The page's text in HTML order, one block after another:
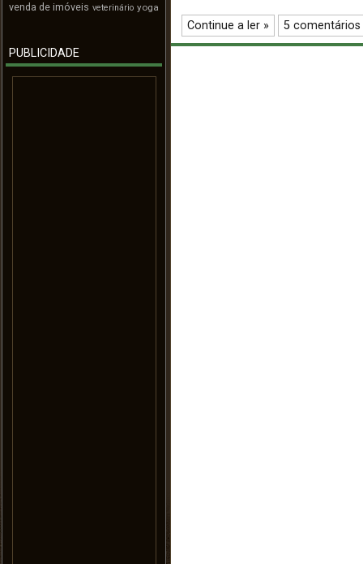
venda de imóveis veterinário yoga
PUBLICIDADE
Continue a ler » 5 comentários